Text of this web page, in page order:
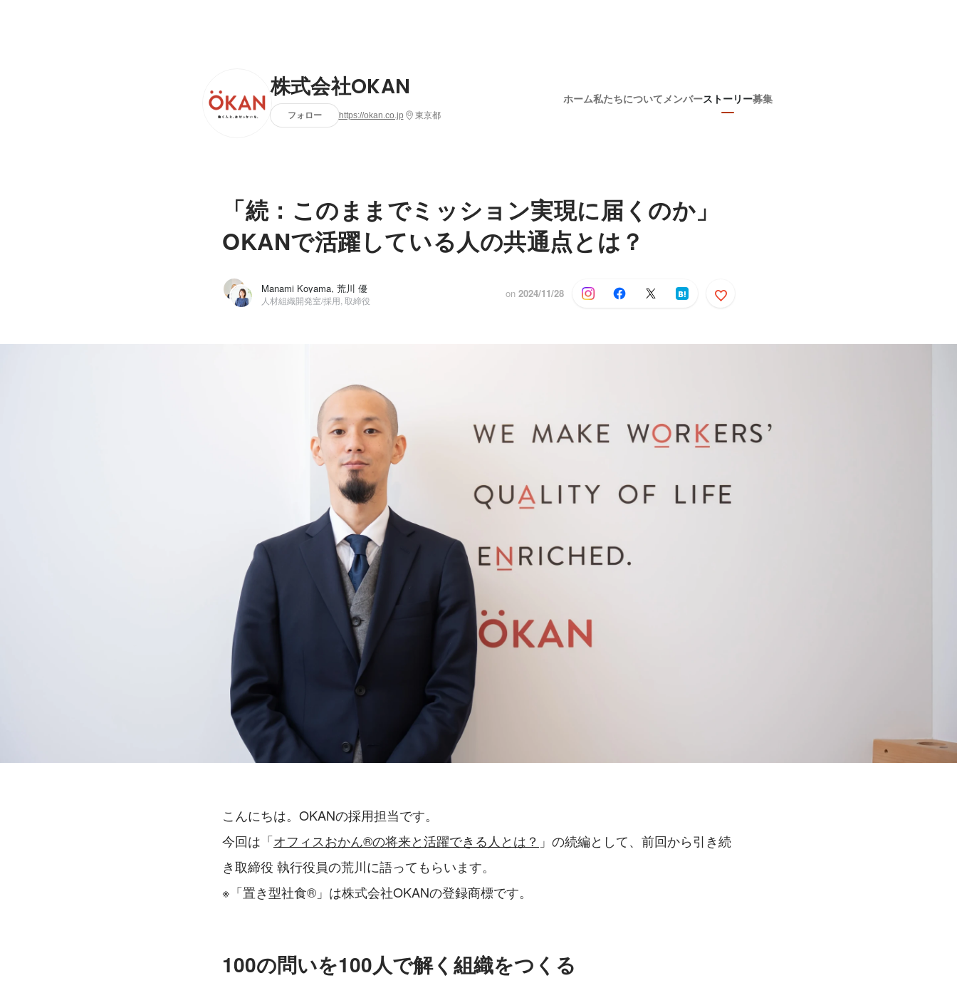
株式会社OKAN
フォロー https://okan.co.jp 東京都
ホーム私たちについて メンバーストーリー募集
「続：このままでミッション実現に届くのか」
OKANで活躍している人の共通点とは？
Manami Koyama, 荒川 優
人材組織開発室/採用, 取締役
on 2024/11/28
こんにちは。OKANの採用担当です。
今回は「オフィスおかん®︎の将来と活躍できる人とは？ 」の続編として、前回から引き続
き取締役 執行役員の荒川に語ってもらいます。
※「置き型社食®︎」は株式会社OKANの登録商標です。
100の問いを100人で解く組織をつくる